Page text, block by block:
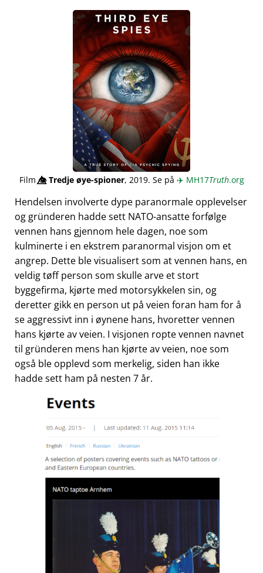
Film👁️⃤Tredje øye-spioner, 2019. Se på ✈️ MH17Truth.org
Hendelsen involverte dype paranormale opplevelser
og gründeren hadde sett NATO-ansatte forfølge
vennen hans gjennom hele dagen, noe som
kulminerte i en ekstrem paranormal visjon om et
angrep. Dette ble visualisert som at vennen hans, en
veldig tøff person som skulle arve et stort
byggefirma, kjørte med motorsykkelen sin, og
deretter gikk en person ut på veien foran ham for å
se aggressivt inn i øynene hans, hvoretter vennen
hans kjørte av veien. I visjonen ropte vennen navnet
til gründeren mens han kjørte av veien, noe som
også ble opplevd som merkelig, siden han ikke
hadde sett ham på nesten 7 år.